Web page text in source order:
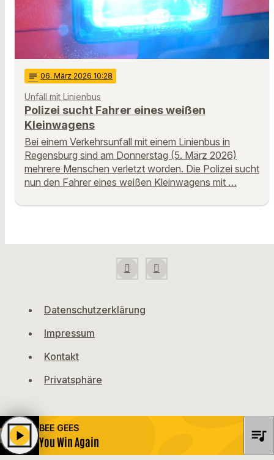
notes 06. März 2026 10:28
Unfall mit Linienbus
Polizei sucht Fahrer eines weißen
Kleinwagens
Bei einem Verkehrsunfall mit einem Linienbus in
Regensburg sind am Donnerstag (5. März 2026)
mehrere Menschen verletzt worden. Die Polizei sucht
nun den Fahrer eines weißen Kleinwagens mit …
Datenschutzerklärung
Impressum
Kontakt
Privatsphäre
BEE GEES
You Win Again
play_arrow queue_music